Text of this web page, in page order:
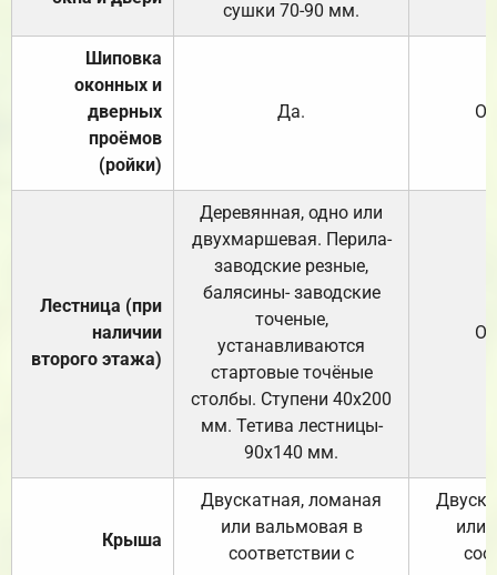
сушки 70-90 мм.
Шиповка
оконных и
дверных
проёмов
(ройки)
Да.
Лестница (при
наличии
второго этажа)
Деревянная, одно или
двухмаршевая. Перила-
заводские резные,
балясины- заводские
точеные,
устанавливаются
стартовые точёные
столбы. Ступени 40х200
мм. Тетива лестницы-
90х140 мм.
Крыша
Двускатная, ломаная
или вальмовая в
соответствии с
или